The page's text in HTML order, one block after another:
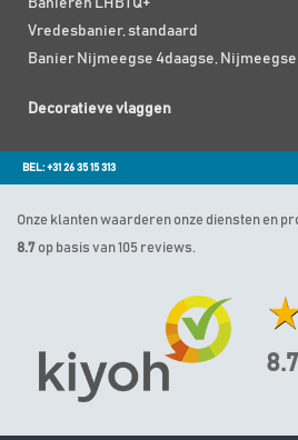
Banieren LHBTQ+
Vredesbanier, standaard
Banier Nijmeegse 4daagse,
Decoratieve vlaggen
BEL: +31 26 35 15 313
Onze klanten waarderen onze diensten en
8.7 op basis van 105 reviews.
8.7